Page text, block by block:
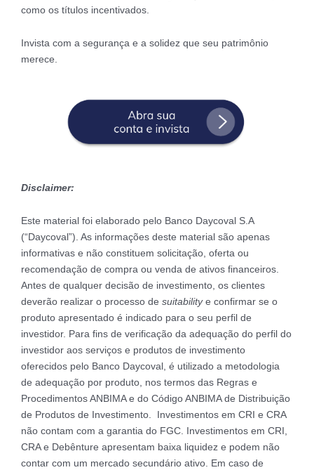
como os títulos incentivados.
Invista com a segurança e a solidez que seu patrimônio
merece.
Disclaimer:
Este material foi elaborado pelo Banco Daycoval S.A
(“Daycoval”). As informações deste material são apenas
informativas e não constituem solicitação, oferta ou
recomendação de compra ou venda de ativos financeiros.
Antes de qualquer decisão de investimento, os clientes
deverão realizar o processo de suitabilitye confirmar se o
produto apresentado é indicado para o seu perfil de
investidor. Para fins de verificação da adequação do perfil do
investidor aos serviços e produtos de investimento
oferecidos pelo Banco Daycoval, é utilizado a metodologia
de adequação por produto, nos termos das Regras e
Procedimentos ANBIMA e do Código ANBIMA de Distribuição
de Produtos de Investimento. Investimentos em CRI e CRA
não contam com a garantia do FGC. Investimentos em CRI,
CRA e Debênture apresentam baixa liquidez e podem não
contar com um mercado secundário ativo. Em caso de